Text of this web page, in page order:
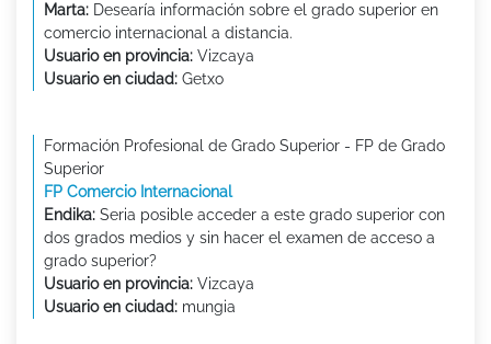
Marta: Desearía información sobre el grado superior en
comercio internacional a distancia.
Usuario en provincia: Vizcaya
Usuario en ciudad: Getxo
Formación Profesional de Grado Superior - FP de Grado
Superior
FP Comercio Internacional
Endika: Seria posible acceder a este grado superior con
dos grados medios y sin hacer el examen de acceso a
grado superior?
Usuario en provincia: Vizcaya
Usuario en ciudad: mungia